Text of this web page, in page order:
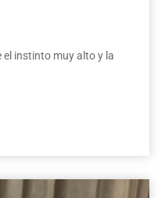
el instinto muy alto y la